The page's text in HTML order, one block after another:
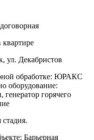
квартире
ул. Декабристов
обработке: ЮРАКС
оборудование:
горячего
Барьерная